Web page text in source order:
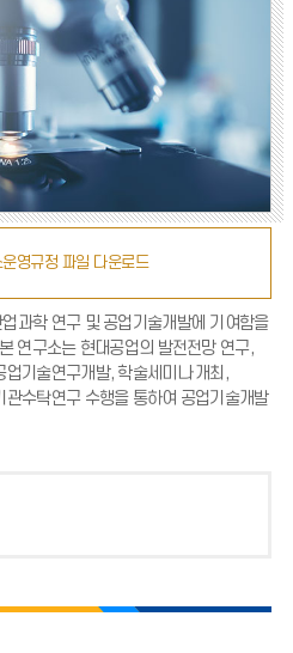
영규정 파일 다운로드
과학 연구 및 공업기술개발에 기여함을
연구소는 현대공업의 발전전망 연구,
기술연구개발, 학술세미나 개최,
수탁연구 수행을 통하여 공업기술개발